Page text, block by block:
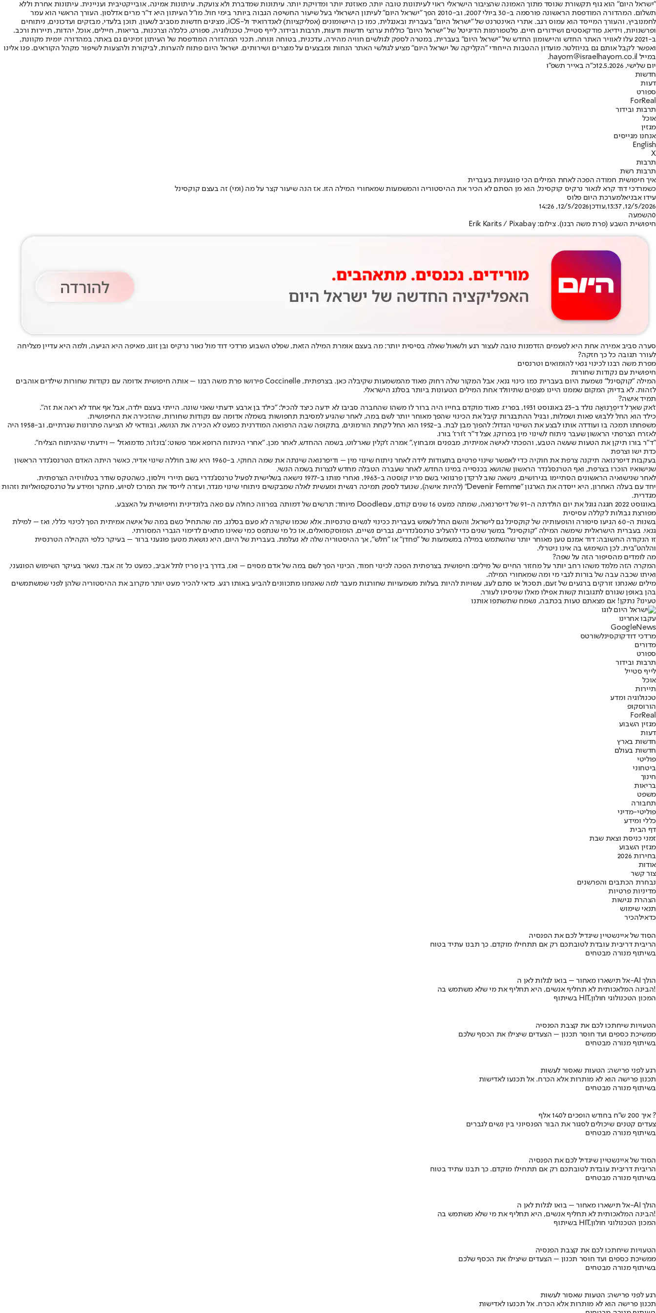
"ישראל היום" הוא גוף תקשורת שנוסד מתוך האמונה שהציבור הישראלי ראוי לעיתונות טובה יותר, מאוזנת יותר ומדויקת יותר. עיתונות שמדברת ולא צועקת. עיתונות אמינה, אובייקטיבית ועניינית. עיתונות אחרת וללא
תשלום. המהדורה המודפסת הראשונה פורסמה ב-30 ביולי 2007, וב-2010 הפך "ישראל היום" לעיתון הישראלי בעל שיעור החשיפה הגבוה ביותר בימי חול. מו"ל העיתון היא ד"ר מרים אדלסון. העורך הראשי הוא עמר
לחמנוביץ, והעורך המייסד הוא עמוס רגב. אתרי האינטרנט של "ישראל היום" בעברית ובאנגלית, כמו כן היישומונים (אפליקציות) לאנדרואיד ול-iOS, מציגים חדשות מסביב לשעון, תוכן בלעדי, מבזקים ועדכונים, ניתוחים
ופרשנויות, וידיאו, פודקאסטים ושידורים חיים. פלטפורמות הדיגיטל של "ישראל היום" כוללות ערוצי חדשות ודעות, תרבות ובידור, לייף סטייל, טכנולוגיה, ספורט, כלכלה וצרכנות, בריאות, חיילים, אוכל, יהדות, תיירות ורכב.
ב-2021 עלו לאוויר האתר החדש והיישומון החדש של "ישראל היום" בעברית, במטרה לספק לגולשים חוויה מהירה, עדכנית, בטוחה ונוחה. תכני המהדורה המודפסת של העיתון זמינים גם באתר, במהדורה יומית מקוונת,
ואפשר לקבל אותם גם בניוזלטר. מועדון ההטבות הייחודי "הקליקה של ישראל היום" מציע לגולשי האתר הנחות ומבצעים על מוצרים ושירותים. ישראל היום פתוח להערות, לביקורת ולהצעות לשיפור מקהל הקוראים. פנו אלינו
במייל hayom@israelhayom.co.il.
יום שלישי, 12.5.2026
כ"ה באייר תשפ"ו
חדשות
דעות
ספורט
ForReal
תרבות ובידור
אוכל
מגזין
אנחנו מגייסים
English
X
תרבות
תרבות רשת
איך חיפושית חמודה הפכה לאחת המילים הכי פוגעניות בעברית
כשמרדכי דוד קרא לנאור נרקיס קוקסינל, הוא מן הסתם לא הכיר את ההיסטוריה והמשמעות שמאחורי המילה הזו. אז הנה שיעור קצר על מה (ומי) זה בעצם קוקסינל
עידו אבניאלמערכת היום פלוס
12/5/2026, 13:37
,עודכן12/5/2026, 14:26
0השמעה
חיפושית השבע (פרת משה רבנו). צילום: Erik Karits / Pixabay
סערה סביב אמירה אחת היא לפעמים הזדמנות טובה לעצור רגע ולשאול שאלה בסיסית יותר: מה בעצם אומרת המילה הזאת, שפלט השבוע מרדכי דוד מול נאור נרקיס ובן זוגו, מאיפה היא הגיעה, ולמה היא עדיין מצליחה
לעורר תגובה כל כך חזקה?
מפרת משה רבנו לכינוי גנאי להומואים וטרנסים
חיפושית עם נקודות שחורות
המילה "קוקסינל" נשמעת היום בעברית כמו כינוי גנאי, אבל המקור שלה רחוק מאוד מהמשמעות שקיבלה כאן. בצרפתית, Coccinelle פירושו פרת משה רבנו – אותה חיפושית אדומה עם נקודות שחורות שילדים אוהבים
לזהות. לא בדיוק המקום שממנו היינו מצפים שתיוולד אחת המילים הטעונות ביותר בסלנג הישראלי.
תמיד אישה?
ז'אק שארְל דיפְרַנוּאַה נולד ב-23 באוגוסט 1931, בפריז. מאוד מוקדם בחייו היה ברור לו משהו שהחברה סביבו לא ידעה כיצד להכיל: "כילד בן ארבע ידעתי שאני שונה. הייתי בעצם ילדה, אבל אף אחד לא ראה את זה".
כילד הוא החל ללבוש פאות ושמלות, ובגיל ההתבגרות קיבל את הכינוי שהפך מאוחר יותר לשם במה, לאחר שהגיע למסיבת תחפושות בשמלה אדומה עם נקודות שחורות, שהזכירה את החיפושית.
משפחתו תמכה בו ועודדה אותו לבצע את השינוי הגדול: להפוך מבן לבת. ב-1952 הוא החל לקחת הורמונים, בתקופה שבה הרפואה המודרנית כמעט לא הכירה את הנושא, ובוודאי לא הציעה פתרונות שגרתיים, וב-1958 היה
לאזרח הצרפתי הראשון שעבר ניתוח לשינוי מין במרוקו, אצל ד"ר ז'ורז' בורו.
"ד"ר בורו תיקן את הטעות שעשה הטבע, והפכתי לאישה אמיתית, מבפנים ומבחוץ," אמרה ז’קלין שארלוט, בשמה ההחדש, לאחר מכן. "אחרי הניתוח הרופא אמר פשוט: 'בונז'ור, מדמואזל' – וידעתי שהניתוח הצליח".
כדת ישו וצרפת
בעקבות דיפרנואה תיקנה צרפת את חוקיה כדי לאפשר שינוי פרטים בתעודות לידה לאחר ניתוח שינוי מין – ודיפרנואה שינתה את שמה החוקי. ב-1960 היא שוב חוללה שינוי אדיר, כאשר היתה האדם הטרנסג’נדר הראשון
שנישואיו הוכרו בצרפת, ואף הטרנסג’נדר הראשון שהושא בכנסייה במינו החדש, לאחר שעברה הטבלה מחדש לנצרות בשמה הנשי.
לאחר שנישואיה הראשונים הסתיימו בגירושים, נישאה שוב לרקדן פרגוואי בשם מריו קוסטה ב-1963, ואחרי מותו ב-1977 נישאה בשלישית לפעיל טרנסג'נדרי בשם תיירי וילסון, כשהטקס שודר בטלוויזיה הצרפתית.
יחד עם בעלה האחרון, היא ייסדה את הארגון "Devenir Femme" (להיות אישה), שנועד לספק תמיכה רגשית ומעשית לאלה שמבקשים ניתוחי שינוי מגדר, ועזרה לייסד את המרכז לסיוע, מחקר ומידע על טרנסקסואליות וזהות
מגדרית.
באוגוסט 2022 חגגה גוגל את יום הולדתה ה-91 של דיפרנואה, שמתה כמעט 16 שנים קודם, עם
Doodle מיוחד
: תרשים של דמותה בפרווה כחולה עם פאה בלונדינית וחיפושית על האצבע.
מפורצת גבולות לקללה עסיסית
בשנות ה-60 הגיעו סיפורה והופעותיה של קוקסינל גם לישראל, והשם החל לשמש בעברית ככינוי לנשים טרנסיות. אלא שכמו שקורה לא פעם בסלנג, מה שהתחיל כשם במה של אישה אמיתית הפך לכינוי כללי, ואז – למילת
גנאי. בעברית הישראלית שימשה המילה "קוקסינל" במשך שנים כדי להעליב טרנסג'נדרים, גברים נשיים, הומוסקסואלים, או כל מי שנתפס כמי שאינו מתאים לדימוי הגברי המסורתי.
זו הנקודה החשובה: דוד אמנם טען מאוחר יותר שהשתמש במילה במשמעות של "פחדן" או "חלש", אך ההיסטוריה שלה לא נעלמת. בעברית של היום, היא נושאת מטען פוגעני ברור – בעיקר כלפי הקהילה הטרנסית
והלהט"בית. לכן השימוש בה אינו ניטרלי.
מה לומדים מהסיפור הזה על שפה?
המקרה הזה מלמד משהו רחב יותר על מחזור החיים של מילים: חיפושית בצרפתית הפכה לכינוי חמוד, הכינוי הפך לשם במה של אדם מסוים – ואז, בדרך בין פריז לתל אביב, כמעט כל זה אבד. נשאר בעיקר השימוש הפוגעני,
ואיתו שכבה עבה של בורות לגבי מי ומה שמאחורי המילה.
מילים שאנחנו זורקים ברגעים של זעם, תסכול או סתם לעג, עשויות להיות בעלות משמעויות שחורגות מעבר למה שאנחנו מתכוונים להביע באותו רגע. כדאי להכיר מעט יותר מקרוב את ההיסטוריה שלהן לפני שמשתמשים
בהן באופן שגורם לתגובות קשות אפילו מאלו שניסינו לעורר.
טעינו? נתקן! אם מצאתם טעות בכתבה, נשמח שתשתפו אותנו
עקבו אחרינו
Googl eNews
מרדכי דודקוקסינלשורטס
מדורים
ספורט
תרבות ובידור
לייף סטייל
אוכל
תיירות
טכנולוגיה ומדע
הורוסקופ
ForReal
מגזין השבוע
דעות
חדשות בארץ
חדשות בעולם
פוליטי
ביטחוני
חינוך
בריאות
משפט
תחבורה
פוליטי-מדיני
כללי ומידע
דף הבית
זמני כניסת וצאת שבת
מגזין השבוע
בחירות 2026
אודות
צור קשר
נבחרת הכתבים והפרשנים
מדיניות פרטיות
הצהרת נגישות
תנאי שימוש
כדאילהכיר
הסוד של איינשטיין שיגדיל לכם את הפנסיה
הריבית דריבית עובדת לטובתכם רק אם תתחילו מוקדם. כך תבנו עתיד בטוח
בשיתוף מנורה מבטחים
אל תישארו מאחור – בואו לגלות לאן ה-AI הולך
הבינה המלאכותית לא תחליף אנשים, היא תחליף את מי שלא משתמש בה!
בשיתוף HIT,המכון הטכנולוגי חולון
הטעויות שיחתכו לכם את קצבת הפנסיה
ממשיכת כספים ועד חוסר תכנון – הצעדים שיצילו את הכסף שלכם
בשיתוף מנורה מבטחים
רגע לפני פרישה: הטעות שאסור לעשות
תכנון פרישה הוא לא מותרות אלא הכרח. אל תכנעו לאדישות
בשיתוף מנורה מבטחים
איך 200 ש"ח בחודש הופכים ל140 אלף ?
צעדים קטנים שיכולים לסגור את הבור הפנסיוני בין נשים לגברים
בשיתוף מנורה מבטחים
הסוד של איינשטיין שיגדיל לכם את הפנסיה
הריבית דריבית עובדת לטובתכם רק אם תתחילו מוקדם. כך תבנו עתיד בטוח
בשיתוף מנורה מבטחים
אל תישארו מאחור – בואו לגלות לאן ה-AI הולך
הבינה המלאכותית לא תחליף אנשים, היא תחליף את מי שלא משתמש בה!
בשיתוף HIT,המכון הטכנולוגי חולון
הטעויות שיחתכו לכם את קצבת הפנסיה
ממשיכת כספים ועד חוסר תכנון – הצעדים שיצילו את הכסף שלכם
בשיתוף מנורה מבטחים
רגע לפני פרישה: הטעות שאסור לעשות
תכנון פרישה הוא לא מותרות אלא הכרח. אל תכנעו לאדישות